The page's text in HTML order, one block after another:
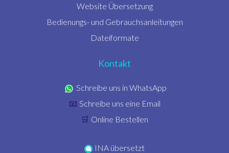
Website Übersetzung
Bedienungs- und Gebrauchsanleitungen
Dateiformate
Kontakt
Schreibe uns in WhatsApp
📧 Schreibe uns eine Email
🛒 Online Bestellen
INA übersetzt